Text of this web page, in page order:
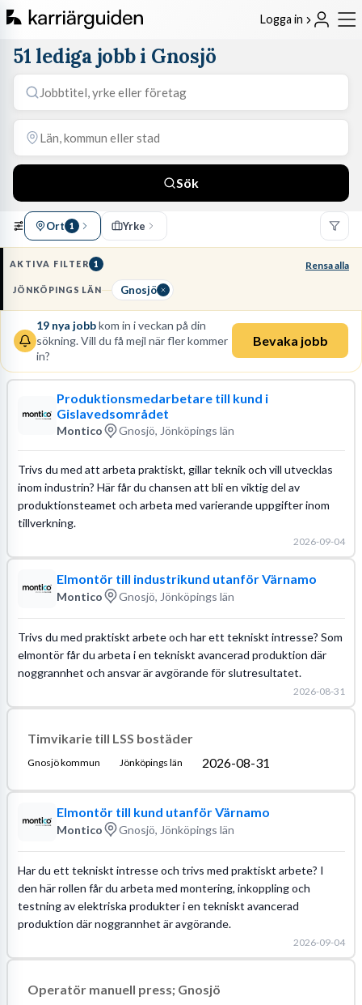
Logga in
51 lediga jobb i Gnosjö
Sök
Ort 1 Yrke
AKTIVA FILTER 1 Rensa alla
JÖNKÖPINGS LÄN Gnosjö
19 nya jobbkom in i veckan på din
sökning. Vill du få mejl när fler kommer
in?
Bevaka jobb
Produktionsmedarbetare till kund i
Gislavedsområdet
Montico Gnosjö, Jönköpings län
Trivs du med att arbeta praktiskt, gillar teknik och vill utvecklas
inom industrin? Här får du chansen att bli en viktig del av
produktionsteamet och arbeta med varierande uppgifter inom
tillverkning.
2026-09-04
Elmontör till industrikund utanför Värnamo
Montico Gnosjö, Jönköpings län
Trivs du med praktiskt arbete och har ett tekniskt intresse? Som
elmontör får du arbeta i en tekniskt avancerad produktion där
noggrannhet och ansvar är avgörande för slutresultatet.
2026-08-31
Timvikarie till LSS bostäder
Gnosjö kommun Jönköpings län 2026-08-31
Elmontör till kund utanför Värnamo
Montico Gnosjö, Jönköpings län
Har du ett tekniskt intresse och trivs med praktiskt arbete? I
den här rollen får du arbeta med montering, inkoppling och
testning av elektriska produkter i en tekniskt avancerad
produktion där noggrannhet är avgörande.
2026-09-04
Operatör manuell press; Gnosjö